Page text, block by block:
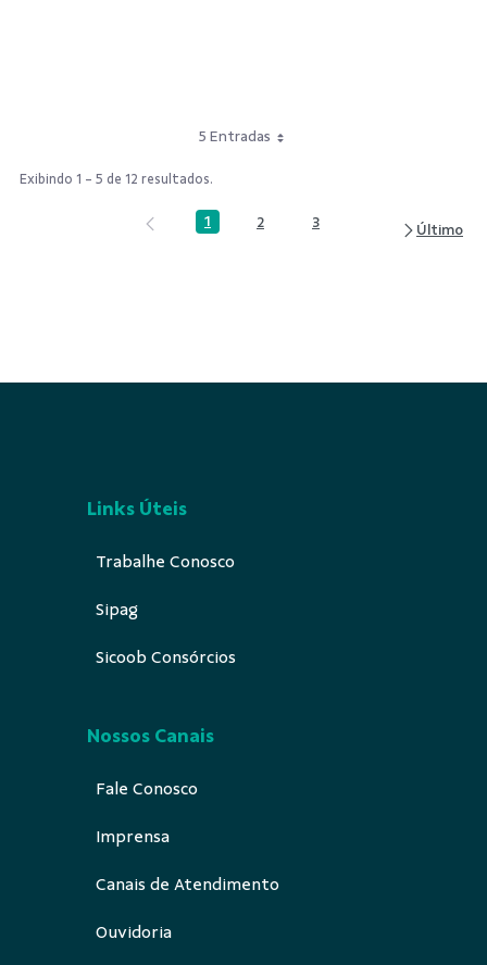
5 Entradas
Exibindo 1 - 5 de 12 resultados.
Página
1 Página
2 Página
3
Links Úteis
Trabalhe Conosco
Sipag
Sicoob Consórcios
Nossos Canais
Fale Conosco
Imprensa
Canais de Atendimento
Ouvidoria